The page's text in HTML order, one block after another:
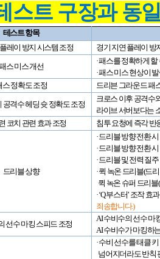
스트 구장과 동
테스트 항목
레이 방지 시스템 조정
경기 지연 플레이 방
스 미스 개선
· 패스를 정확하게
· 패스 미스 현상이
스 정확도 조정
드리븐 그라운드 패
공격수 헤딩 슛 정확도 조정
크로스 이후 공격수
라이브 서버보다는
코치 관련 효과 조정
침투 요청에 즉각 반
드리블 상향
· 드리블 방향 전환
· 드리블 방향 전환
· 드리블 및 전력 질
· 퀵 녹온 드리블(드
퀵 녹온 슈퍼 드리블(
·‘Q부스터’ 조작 효
죄송합니다.)
선수 마킹 스피드 조정
AI수비수의 선수 마
AI수비수가 마킹하
· 수비 선수를 태클
넘어지더라도 반칙